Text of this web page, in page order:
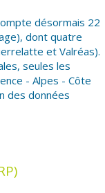
désormais 22
dont quatre
et Valréas).
seules les
- Alpes - Côte
des données